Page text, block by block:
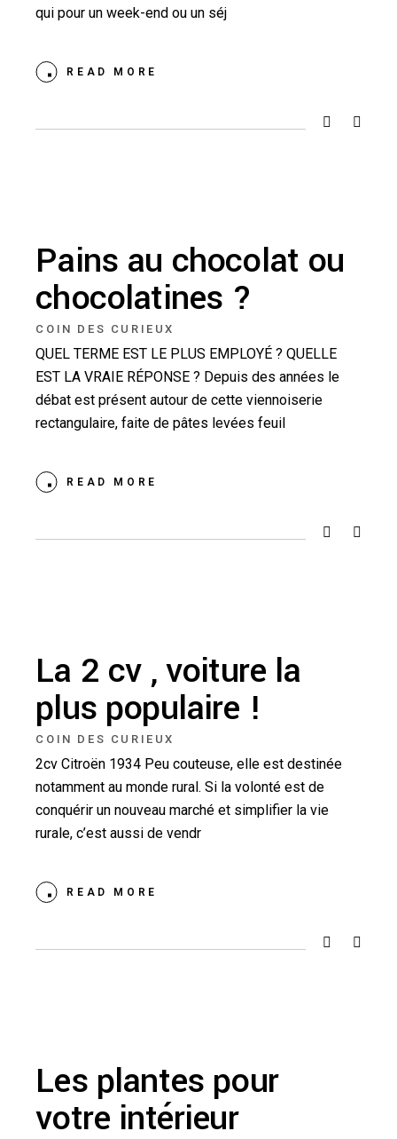
qui pour un week-end ou un séj
READ MORE
Pains au chocolat ou
chocolatines ?
COIN DES CURIEUX
QUEL TERME EST LE PLUS EMPLOYÉ ? QUELLE
EST LA VRAIE RÉPONSE ? Depuis des années le
débat est présent autour de cette viennoiserie
rectangulaire, faite de pâtes levées feuil
READ MORE
La 2 cv , voiture la
plus populaire !
COIN DES CURIEUX
2cv Citroën 1934 Peu couteuse, elle est destinée
notamment au monde rural. Si la volonté est de
conquérir un nouveau marché et simplifier la vie
rurale, c’est aussi de vendr
READ MORE
Les plantes pour
votre intérieur